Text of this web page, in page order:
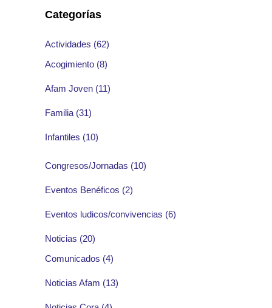
Categorías
Actividades (62)
Acogimiento (8)
Afam Joven (11)
Familia (31)
Infantiles (10)
Congresos/Jornadas (10)
Eventos Benéficos (2)
Eventos ludicos/convivencias (6)
Noticias (20)
Comunicados (4)
Noticias Afam (13)